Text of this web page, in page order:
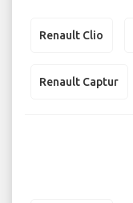
Renault Clio
Renault Captur